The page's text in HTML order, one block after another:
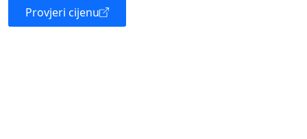
Provjeri cijenu